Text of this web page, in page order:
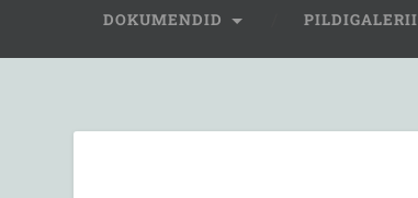
DOKUMENDID PILDIGALERII